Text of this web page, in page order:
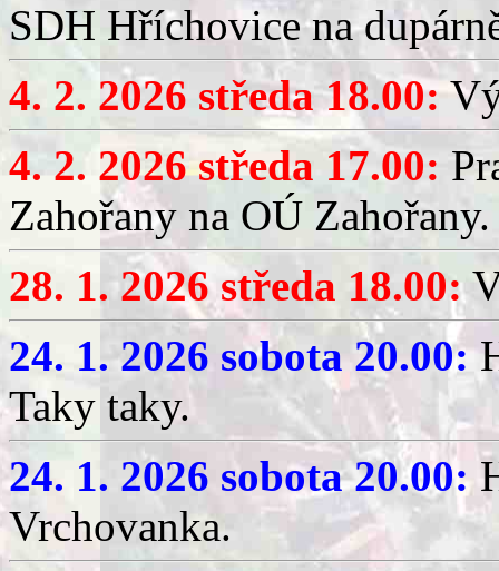
SDH Hříchovice na
4. 2. 2026 středa 18.00:
4. 2. 2026 středa 17.00:
Zahořany na OÚ Zahořany.
28. 1. 2026 středa 18.00:
24. 1. 2026 sobota 20.00:
Taky taky.
24. 1. 2026 sobota 20.00:
Vrchovanka.